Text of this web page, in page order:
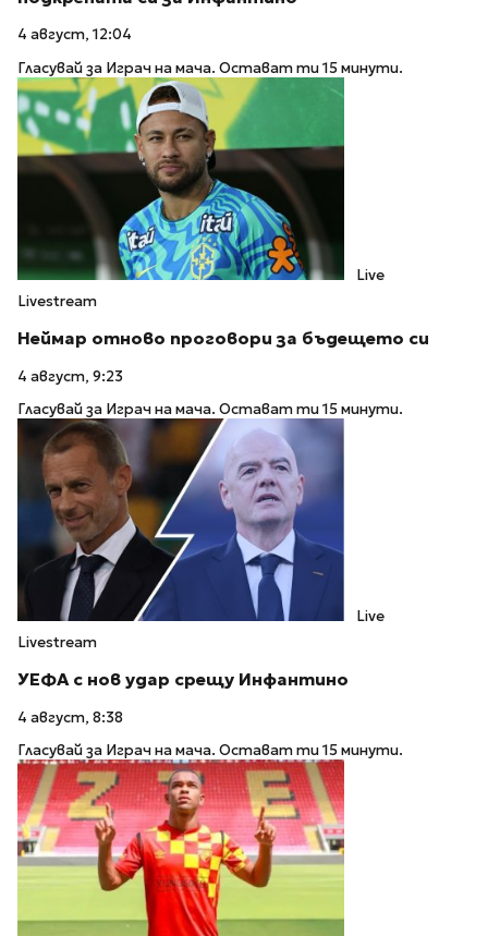
4 август, 12:04
Гласувай за Играч на мача. Остават ти 15 минути.
Live
Livestream
Неймар отново проговори за бъдещето си
4 август, 9:23
Гласувай за Играч на мача. Остават ти 15 минути.
Live
Livestream
УЕФА с нов удар срещу Инфантино
4 август, 8:38
Гласувай за Играч на мача. Остават ти 15 минути.